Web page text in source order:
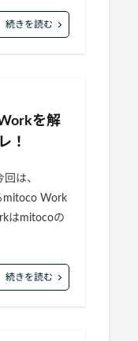
続きを読む
を解
！
は、
mitoco Work
はmitocoの
続きを読む